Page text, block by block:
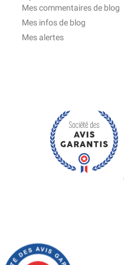
Mes commentaires de blog
Mes infos de blog
Mes alertes